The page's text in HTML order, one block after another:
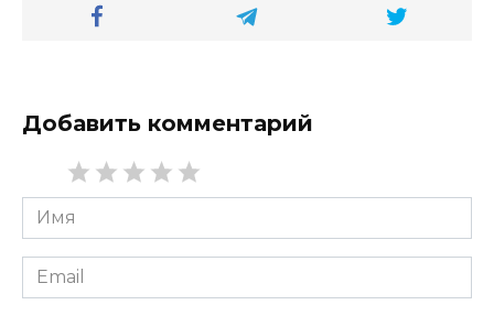
Добавить комментарий
Имя
*
Email
*